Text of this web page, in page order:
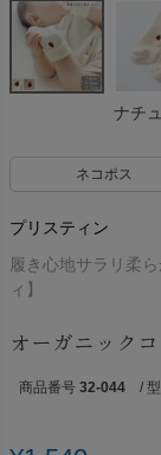
ナチ
ネコポス
プリスティン
履き心地サラリ柔
ィ】
オーガニック
商品番号 32-044 /